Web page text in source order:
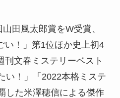
田風太郎賞をW受賞、
い！」第1位ほか史上初4
刊文春ミステリーベスト
い！」「2022本格ミステ
した米澤穂信による傑作